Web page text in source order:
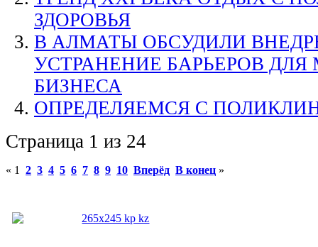
ЗДОРОВЬЯ
В АЛМАТЫ ОБСУДИЛИ
УСТРАНЕНИЕ БАРЬЕРОВ
БИЗНЕСА
ОПРЕДЕЛЯЕМСЯ С
Страница 1 из 24
« 1 2 3 4 5 6 7 8 9 10 Вперёд В конец »